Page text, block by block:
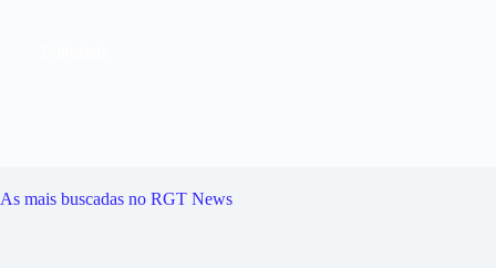
As mais buscadas no RGT News